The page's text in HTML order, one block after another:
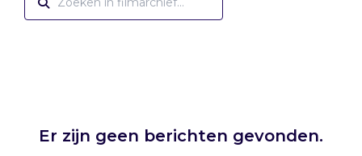
Er zijn geen berichten gevonden.